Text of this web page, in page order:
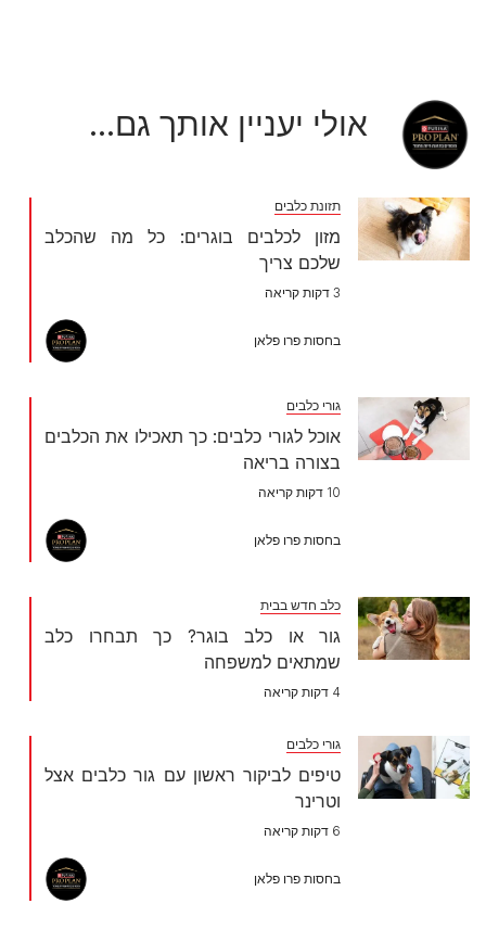
אולי יעניין אותך גם...
תזונת כלבים
מזון לכלבים בוגרים: כל מה שהכלב
שלכם צריך
3 דקות קריאה
בחסות פרו פלאן
גורי כלבים
אוכל לגורי כלבים: כך תאכילו את הכלבים
בצורה בריאה
10 דקות קריאה
בחסות פרו פלאן
כלב חדש בבית
גור או כלב בוגר? כך תבחרו כלב
שמתאים למשפחה
4 דקות קריאה
גורי כלבים
טיפים לביקור ראשון עם גור כלבים אצל
וטרינר
6 דקות קריאה
בחסות פרו פלאן